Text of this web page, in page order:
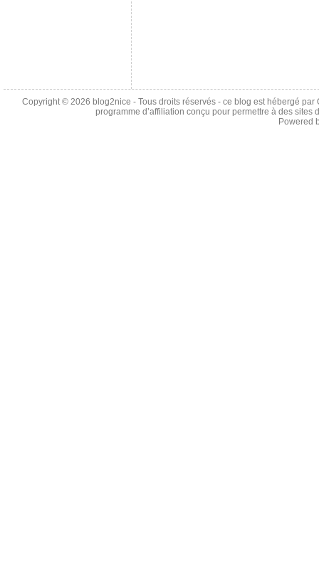
Copyright © 2026 blog2nice - Tous droits réservés - ce blog est hébergé
programme d’affiliation conçu pour permettre à des
Powered